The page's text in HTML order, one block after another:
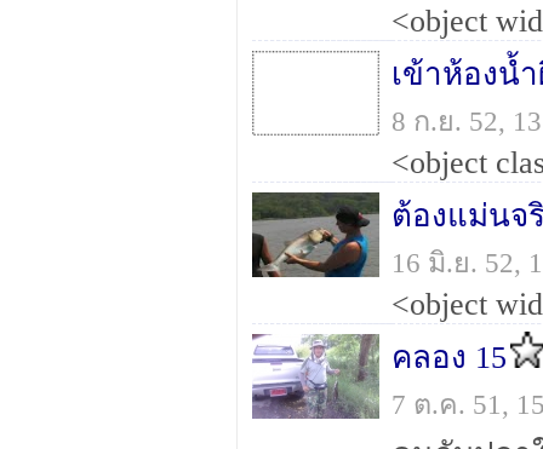
เข้าห้องน้
8 ก.ย. 52,
ต้องแม่นจ
16 มิ.ย. 52,
คลอง 15
7 ต.ค. 51,